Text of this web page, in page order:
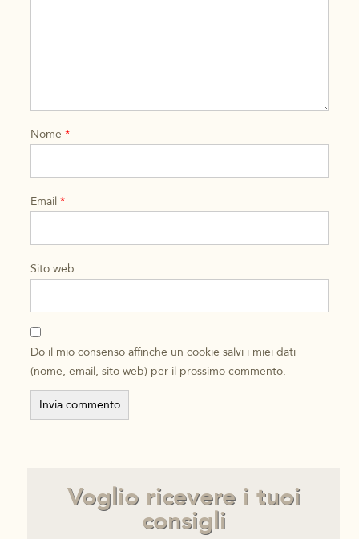
Nome *
Email *
Sito web
Do il mio consenso affinché un cookie salvi i miei dati
(nome, email, sito web) per il prossimo commento.
Voglio ricevere i tuoi
consigli